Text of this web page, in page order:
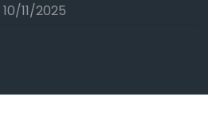
11/2025